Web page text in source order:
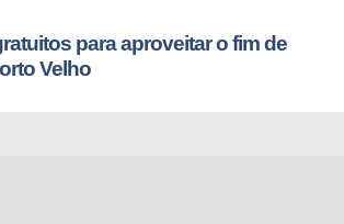
para aproveitar o fim de
Velho